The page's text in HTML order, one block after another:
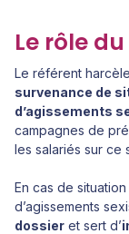
Le rôle
Le référent
survenance de
d’agissements
campagnes de
les salariés sur ce
En cas de
d’agissements
dossier et sert d’